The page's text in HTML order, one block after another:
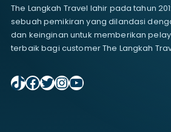
The Langkah Travel lahir pada tahun
sebuah pemikiran yang dilandasi
dan keinginan untuk memberikan
terbaik bagi customer The Langkah
TikTok
Facebook
Twitter
Instagram
YouTube